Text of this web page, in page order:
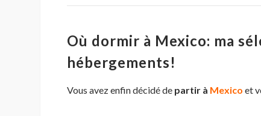
Où dormir à Mexico: ma
hébergements!
Vous avez enfin décidé de partir à Mexico et